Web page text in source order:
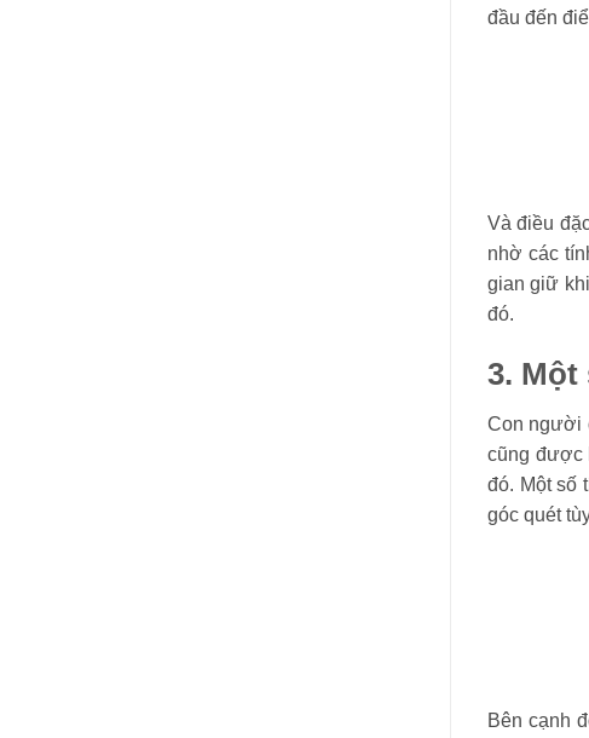
đầu đến
Và điều
nhờ các
gian giữ
đó.
3.
Con người
cũng được
đó. Một số
góc quét
Bên cạnh